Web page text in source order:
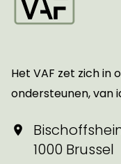
Het VAF zet zich in
ondersteunen, van
1000 Brussel